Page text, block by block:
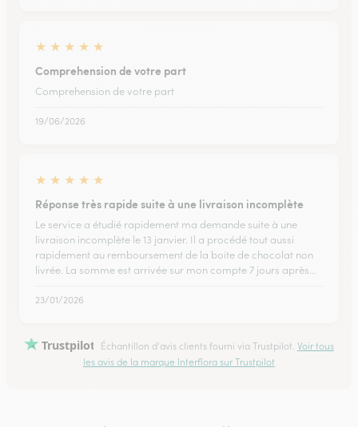
★ ★ ★ ★ ★
Comprehension de votre part
Comprehension de votre part
19/06/2026
★ ★ ★ ★ ★
Réponse très rapide suite à une livraison incomplète
Le service a étudié rapidement ma demande suite à une
livraison incomplète le 13 janvier. Il a procédé tout aussi
rapidement au remboursement de la boite de chocolat non
livrée. La somme est arrivée sur mon compte 7 jours après…
23/01/2026
Trustpilot Échantillon d'avis clients fourni via Trustpilot. Voir tous
les avis de la marque Interflora sur Trustpilot